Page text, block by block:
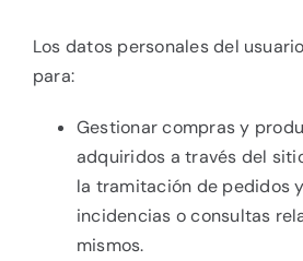
Los datos personales del
para:
Gestionar compras y
adquiridos a través del
la tramitación de pedidos
incidencias o consultas
mismos.